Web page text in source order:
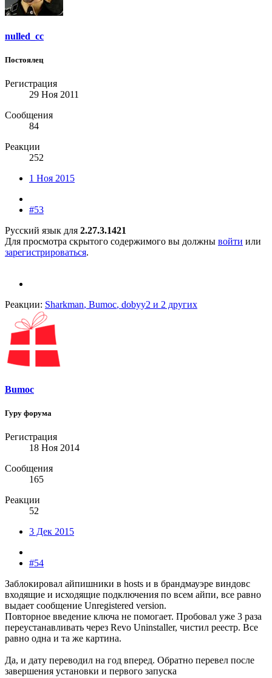
nulled_cc
Постоялец
Регистрация
29 Ноя 2011
Сообщения
84
Реакции
252
1 Ноя 2015
#53
Русский язык для 2.27.3.1421
Для просмотра скрытого содержимого вы должны войти или
зарегистрироваться.
Реакции: Sharkman, Bumoc, dobyy2 и 2 других
Bumoc
Гуру форума
Регистрация
18 Ноя 2014
Сообщения
165
Реакции
52
3 Дек 2015
#54
Заблокировал айпишники в hosts и в брандмауэре виндовс
входящие и исходящие подключения по всем айпи, все равно
выдает сообщение Unregistered version.
Повторное введение ключа не помогает. Пробовал уже 3 раза
переустанавливать через Revo Uninstaller, чистил реестр. Все
равно одна и та же картина.
Да, и дату переводил на год вперед. Обратно перевел после
завершения установки и первого запуска